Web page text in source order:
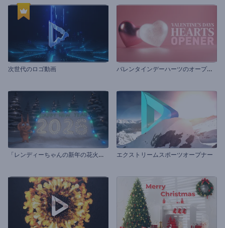
次世代のロゴ動画 バ
レンタインデーハーツのオープニング動画
「
レンディーちゃんの新年の花火」イントロ動画 エクストリームスポーツオープナー